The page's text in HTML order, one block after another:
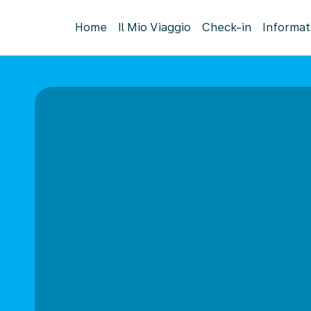
Home Il Mio Viaggio Check-in